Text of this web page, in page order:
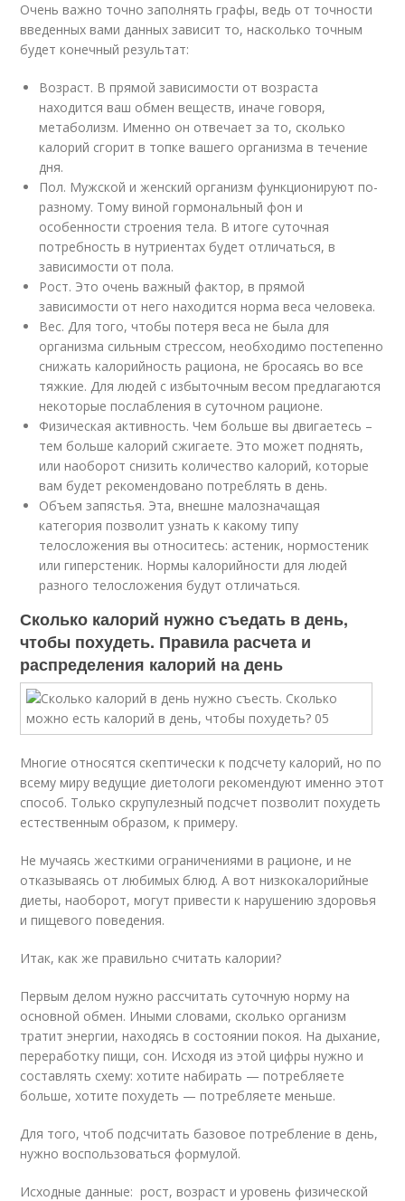
Очень важно точно заполнять графы, ведь от точности
введенных вами данных зависит то, насколько точным
будет конечный результат:
Возраст. В прямой зависимости от возраста
находится ваш обмен веществ, иначе говоря,
метаболизм. Именно он отвечает за то, сколько
калорий сгорит в топке вашего организма в течение
дня.
Пол. Мужской и женский организм функционируют по-
разному. Тому виной гормональный фон и
особенности строения тела. В итоге суточная
потребность в нутриентах будет отличаться, в
зависимости от пола.
Рост. Это очень важный фактор, в прямой
зависимости от него находится норма веса человека.
Вес. Для того, чтобы потеря веса не была для
организма сильным стрессом, необходимо постепенно
снижать калорийность рациона, не бросаясь во все
тяжкие. Для людей с избыточным весом предлагаются
некоторые послабления в суточном рационе.
Физическая активность. Чем больше вы двигаетесь –
тем больше калорий сжигаете. Это может поднять,
или наоборот снизить количество калорий, которые
вам будет рекомендовано потреблять в день.
Объем запястья. Эта, внешне малозначащая
категория позволит узнать к какому типу
телосложения вы относитесь: астеник, нормостеник
или гиперстеник. Нормы калорийности для людей
разного телосложения будут отличаться.
Сколько калорий нужно съедать в день,
чтобы похудеть. Правила расчета и
распределения калорий на день
Многие относятся скептически к подсчету калорий, но по
всему миру ведущие диетологи рекомендуют именно этот
способ. Только скрупулезный подсчет позволит похудеть
естественным образом, к примеру.
Не мучаясь жесткими ограничениями в рационе, и не
отказываясь от любимых блюд. А вот низкокалорийные
диеты, наоборот, могут привести к нарушению здоровья
и пищевого поведения.
Итак, как же правильно считать калории?
Первым делом нужно рассчитать суточную норму на
основной обмен. Иными словами, сколько организм
тратит энергии, находясь в состоянии покоя. На дыхание,
переработку пищи, сон. Исходя из этой цифры нужно и
составлять схему: хотите набирать — потребляете
больше, хотите похудеть — потребляете меньше.
Для того, чтоб подсчитать базовое потребление в день,
нужно воспользоваться формулой.
Исходные данные: рост, возраст и уровень физической